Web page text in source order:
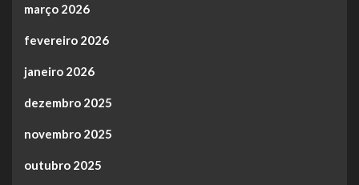
março 2026
fevereiro 2026
janeiro 2026
dezembro 2025
novembro 2025
outubro 2025